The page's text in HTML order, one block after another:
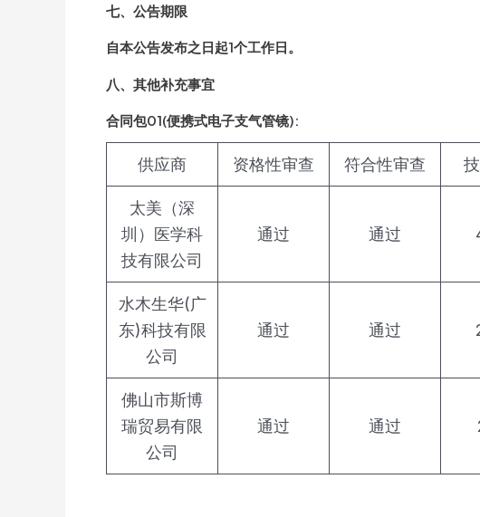
七、公告期限
自本公告发布之日起1个工作日。
八、其他补充事宜
合同包01(便携式电子支气管镜):
供应商 资格性审查 符合性审查
太美（深
圳）医学科
技有限公司
通过 通过
水木生华(广
东)科技有限
公司
通过 通过
佛山市斯博
瑞贸易有限
公司
通过 通过